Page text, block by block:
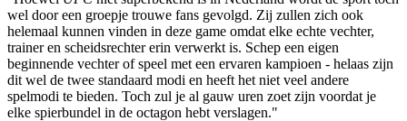
wel door een groepje trouwe fans gevolgd. Zij zullen zich ook
helemaal kunnen vinden in deze game omdat elke echte vechter,
trainer en scheidsrechter erin verwerkt is. Schep een eigen
beginnende vechter of speel met een ervaren kampioen - helaas zijn
dit wel de twee standaard modi en heeft het niet veel andere
spelmodi te bieden. Toch zul je al gauw uren zoet zijn voordat je
elke spierbundel in de octagon hebt verslagen."